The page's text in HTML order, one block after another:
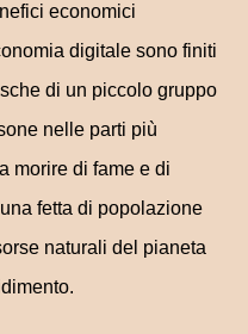
economici
digitale sono finiti
di un piccolo gruppo
nelle parti più
morire di fame e di
fetta di popolazione
naturali del pianeta